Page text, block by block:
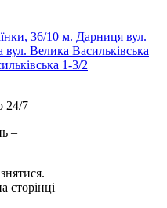
36/10 м. Дарниця вул.
вул. Велика Васильківська
1-3/2
24/7
–
сторінці